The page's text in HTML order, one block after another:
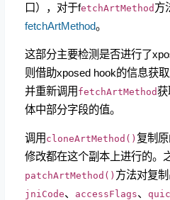
口），对于fetchArtMethod方
fetchArtMethod。
这部分主要检测是否进行了
则借助xposed hook的信息获
并重新调用fetchArtMethod获
体中部分字段的值。
调用cloneArtMethod() 复制
修改都在这个副本上进行的。
patchArtMethod() 方法对复
jniCode、 accessFlags、